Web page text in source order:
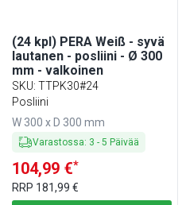
(24 kpl) PERA Weiß - syvä
lautanen - posliini - Ø 300
mm - valkoinen
SKU: TTPK30#24
Posliini
W 300 x D 300 mm
Varastossa: 3 - 5 Päivää
104,99 €*
RRP 181,99 €